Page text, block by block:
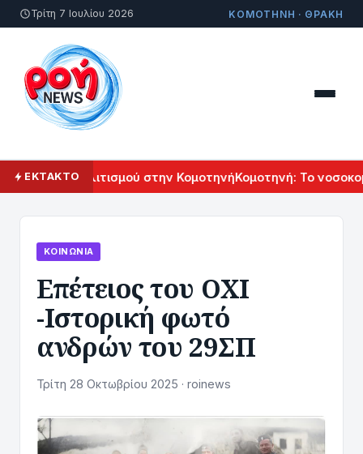
Τρίτη 7 Ιουλίου 2026 ΚΟΜΟΤΗΝΗ · ΘΡΑΚΗ
ΕΚΤΑΚΤΟΠολιτισμού στην ΚομοτηνήΚομοτηνή: Το
ΚΟΙΝΩΝΊΑ
Επέτειος του ΟΧΙ
-Ιστορική φωτό
ανδρών του 29ΣΠ
Τρίτη 28 Οκτωβρίου 2025 · roinews